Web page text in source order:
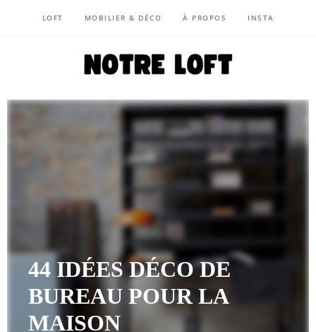
LOFT MOBILIER & DÉCO À PROPOS INSTA
44 IDÉES DÉCO DE
BUREAU POUR LA
MAISON